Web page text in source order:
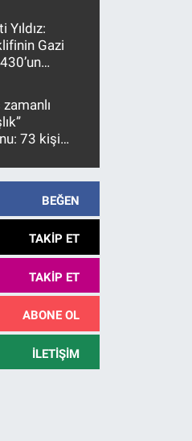
Yıldız:
Gazi
73 kişi
BEĞEN
TAKIP ET
TAKIP ET
ABONE OL
İLETIŞIM